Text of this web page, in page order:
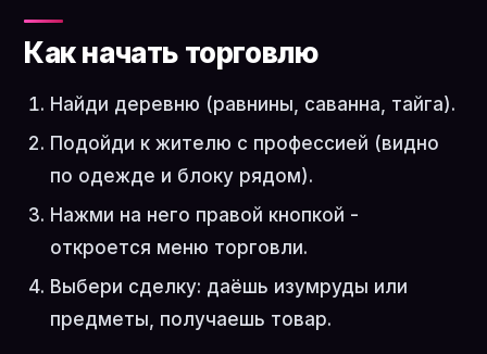
Как начать торговлю
Найди деревню (равнины, саванна, тайга).
Подойди к жителю с профессией (видно
по одежде и блоку рядом).
Нажми на него правой кнопкой -
откроется меню торговли.
Выбери сделку: даёшь изумруды или
предметы, получаешь товар.